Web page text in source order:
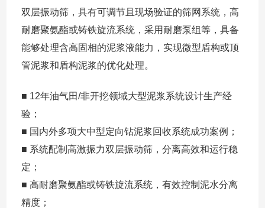
双层振动筛，具有可调节且现场验证的筛网系统，高
耐磨聚氨酯或铸铁旋流系统，采用耐磨泵组等，具备
能够处理含高固相的泥浆液能力，实现微型盾构或顶
管泥浆和盾构泥浆的优化处理。
■ 12年油气田/非开挖领域大型泥浆系统设计生产经
验；
■ 国内外多项大中型定向钻泥浆回收系统成功案例；
■ 系统配制高激振力双层振动筛，分离高效和运行稳
定；
■ 高耐磨聚氨酯或铸铁旋流系统，有效控制泥水分离
精度；